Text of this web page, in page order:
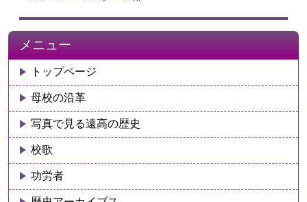
メニュー
トップページ
母校の沿革
写真で見る遠高の歴史
校歌
功労者